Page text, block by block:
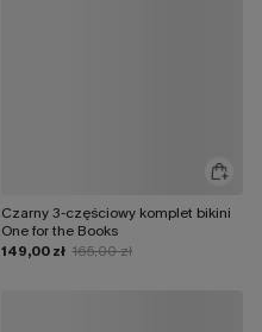
Czarny 3-częściowy komplet bikini
One for the Books
149,00 zł 165,00 zł